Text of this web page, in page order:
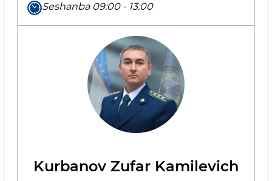
Seshanba 09:00 - 13:00
Kurbanov Zufar Kamilevich